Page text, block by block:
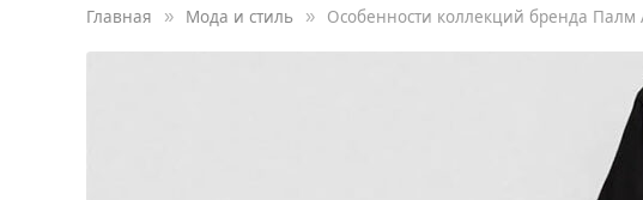
Главная » Мода и стиль » Особенности коллекций бренда Палм